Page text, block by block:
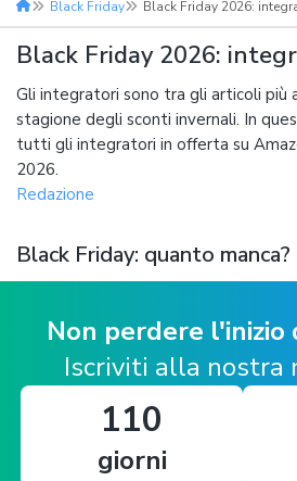
Black Friday Black Friday 2026:
Black Friday 2026:
Gli integratori sono tra gli articoli più
stagione degli sconti invernali. In
tutti gli integratori in offerta su
2026.
Redazione
Black Friday: quanto manca?
Non perdere l'inizio
Iscriviti alla nostra
110
giorni